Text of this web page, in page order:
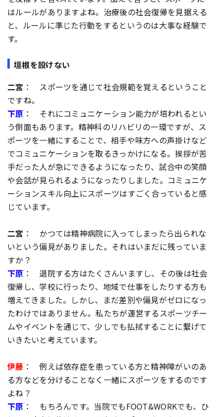
はルールがありますよね。治療後の社会復帰を見据える
と、ルールに準じた行動をするというのは大事な経験で
す。
垣根を設けない
二宮 ： スポーツを通じて社会規範を覚えるということ
ですね。
下原 ： それにコミュニケーション能力が培われるとい
う側面もあります。精神科のリハビリの一環ですが、ス
ポーツを一緒にすることで、相手や味方への声掛けなど
でコミュニケーションを取るきっかけになる。挨拶が苦
手だった人が急にできるようになったり、試合中の笑顔
や会話が見られるようになったりしました。コミュニケ
ーションスキル向上にスポーツはすごく合っていると感
じています。
二宮 ： かつては精神病院に入ってしまったら出られな
いという偏見がありました。それはいまだに残っていま
すか？
下原 ： 退院する方はたくさんいますし、その後は社会
復帰し、学校に行ったり、地域で仕事をしたりする方も
増えてきました。しかし、まだ差別や偏見がゼロになっ
たわけではありません。私たちが運営するスポーツチー
ムやイベントを通じて、少しでも払拭することに繋げて
いきたいと考えています。
伊藤 ： 例えば依存症を患っている方と精神障がいのあ
る方などを分けることなく一緒にスポーツをするのです
よね？
下原 ： もちろんです。当院でもFOOT&WORKでも、ひ